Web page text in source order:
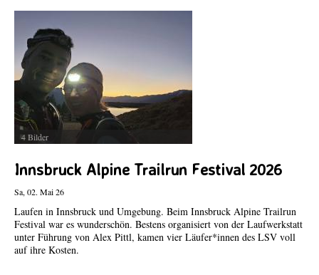
Fotos senden!
Sende Fotos und Berichte von Läufen oder anderen LSV-
Veranstaltungen und sie werden umgehend online gestellt.
4 Bilder
Innsbruck Alpine Trailrun Festival 2026
Sa, 02. Mai 26
Laufen in Innsbruck und Umgebung. Beim Innsbruck Alpine Trailrun
Festival war es wunderschön. Bestens organisiert von der Laufwerkstatt
unter Führung von Alex Pittl, kamen vier Läufer*innen des LSV voll
auf ihre Kosten.